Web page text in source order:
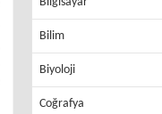
Bilim
Biyoloji
Coğrafya